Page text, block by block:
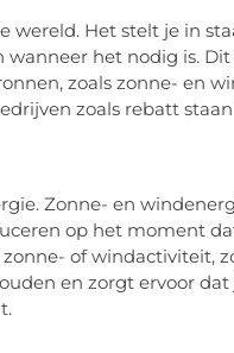
wereld. Het stelt je in
het nodig is.
zoals zonne- en
zoals rebatt
Zonne- en
op het moment
of windactiviteit,
en zorgt ervoor